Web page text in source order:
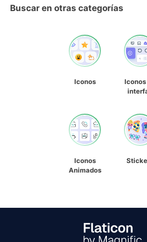
Buscar en otras categorías
Iconos
Iconos
Iconos
Animados